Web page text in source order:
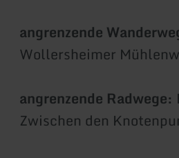
angrenzende
Wollersheimer
angrenzende Radwege:
Zwischen den